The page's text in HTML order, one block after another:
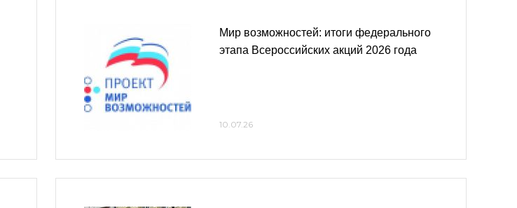
Мир возможностей: итоги федерального
этапа Всероссийских акций 2026 года
10.07.26